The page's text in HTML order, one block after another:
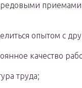
опытом с
качество
труда;